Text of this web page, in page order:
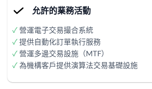
允許的業務活動
✓ 營運電子交易撮合系統
✓ 提供自動化訂單執行服務
✓ 營運多邊交易設施（MTF）
✓ 為機構客戶提供演算法交易基礎設施